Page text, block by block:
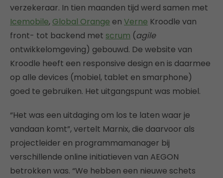
verzekeraar. In tien maanden tijd werd samen met
Icemobile, Global Orange en Verne Kroodle van
front- tot backend met scrum (agile
ontwikkelomgeving) gebouwd. De website van
Kroodle heeft een responsive design en is daarmee
op alle devices (mobiel, tablet en smarphone)
goed te gebruiken. Het uitgangspunt was mobiel.
“Het was een uitdaging om los te laten waar je
vandaan komt”, vertelt Marnix, die daarvoor als
projectleider en programmamanager bij
verschillende online initiatieven van AEGON
betrokken was. “We hebben een nieuwe schets